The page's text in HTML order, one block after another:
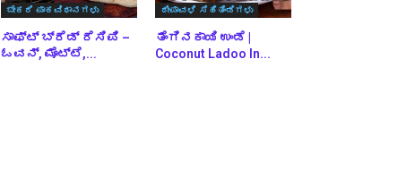
ಬೇಕರಿ ಪಾಕವಿಧಾನಗಳು
ಸಾಫ್ಟ್ ಬ್ರೆಡ್ ರೆಸಿಪಿ –
ಓವನ್, ಮೊಟ್ಟೆ,...
ದೀಪಾವಳಿ ಸಿಹಿತಿಂಡಿಗಳು
ತೆಂಗಿನಕಾಯಿ ಉಂಡೆ |
Coconut Ladoo In...